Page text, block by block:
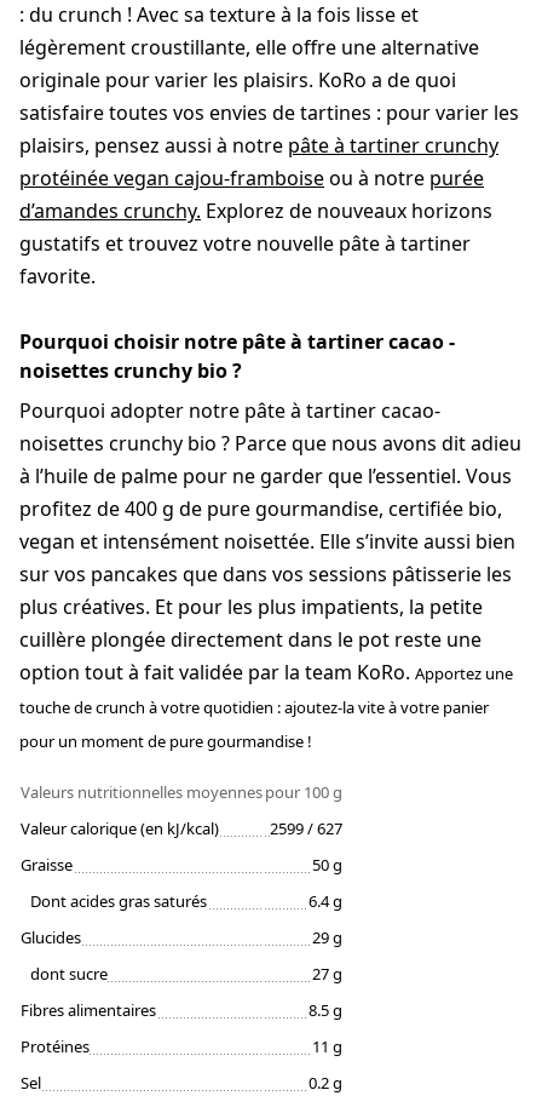
: du crunch ! Avec sa texture à la fois lisse et
légèrement croustillante, elle offre une alternative
originale pour varier les plaisirs. KoRo a de quoi
satisfaire toutes vos envies de tartines : pour varier les
plaisirs, pensez aussi à notre pâte à tartiner crunchy
protéinée vegan cajou-framboiseou à notre purée
d’amandes crunchy. Explorez de nouveaux horizons
gustatifs et trouvez votre nouvelle pâte à tartiner
favorite.
Pourquoi choisir notre pâte à tartiner cacao -
noisettes crunchy bio ?
Pourquoi adopter notre pâte à tartiner cacao-
noisettes crunchy bio ? Parce que nous avons dit adieu
à l’huile de palme pour ne garder que l’essentiel. Vous
profitez de 400 g de pure gourmandise, certifiée bio,
vegan et intensément noisettée. Elle s’invite aussi bien
sur vos pancakes que dans vos sessions pâtisserie les
plus créatives. Et pour les plus impatients, la petite
cuillère plongée directement dans le pot reste une
option tout à fait validée par la team KoRo. Apportez une
touche de crunch à votre quotidien : ajoutez-la vite à votre panier
pour un moment de pure gourmandise !
Valeurs nutritionnelles moyennespour 100 g
Valeur calorique (en kJ/kcal)
2599 / 627
Graisse
50 g
Dont acides gras saturés
6.4 g
Glucides
29 g
dont sucre
27 g
Fibres alimentaires
8.5 g
Protéines
11 g
Sel
0.2 g